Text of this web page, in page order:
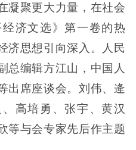
凝聚更大力量，在社会
济文选》第一卷的热
济思想引向深入。人民
总编辑方江山，中国人
出席座谈会。刘伟、逄
高培勇、张宇、黄汉
等与会专家先后作主题